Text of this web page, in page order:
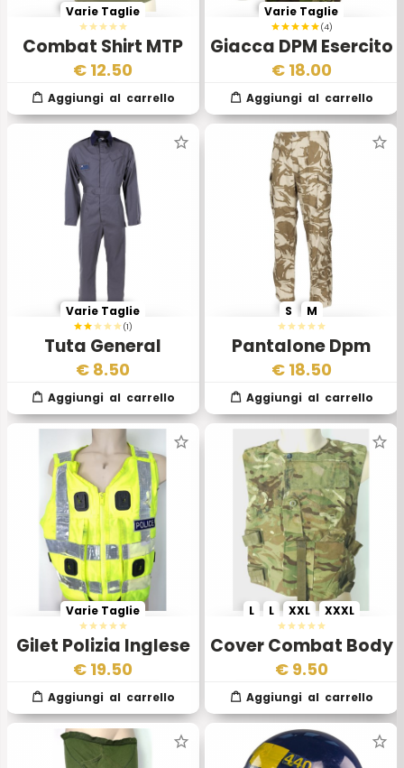
Combat Shirt MTP
Esercito Inglese
Ubac II Scelta
Varie Taglie
€ 12.50
(4)
Giacca DPM Esercito
Inglese – Mod. 95
(Nuova)
Varie Taglie
€ 18.00
(1)
Tuta General
Service Royal Air
Force Inglese II
Scelta
Varie Taglie
€ 8.50
Pantalone Dpm
Desert Esercito
Inglese 1 Scelta
S M
€ 18.50
Gilet Polizia Inglese
Modello 511
Varie Taglie
€ 19.50
Cover Combat Body
Armor MTP Esercito
Inglese
L L XXL XXXL
€ 9.50